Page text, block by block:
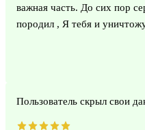
важная часть. До сих пор
породил , Я тебя и
Пользователь скрыл свои